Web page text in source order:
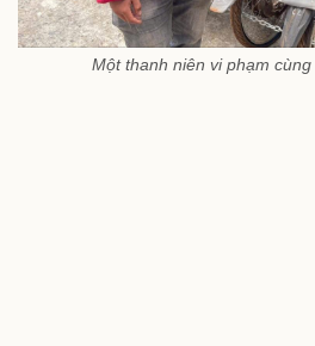
Một thanh niên vi phạm